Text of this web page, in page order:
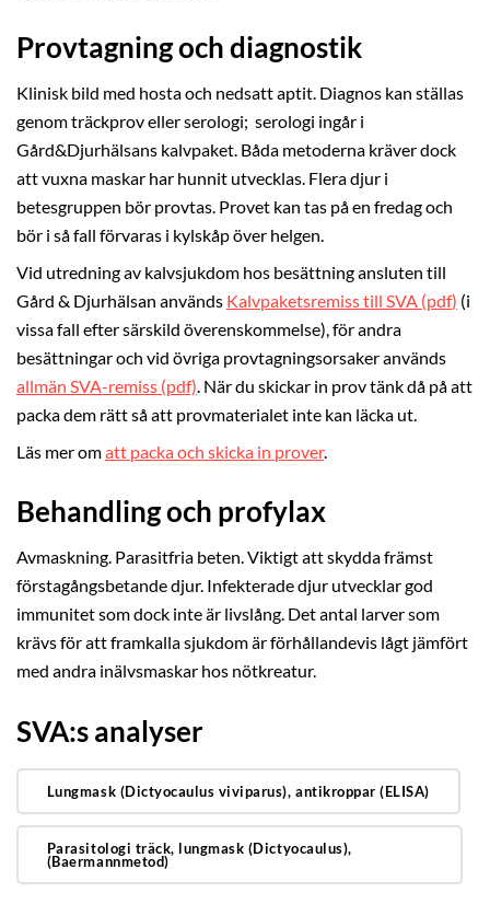
Provtagning och diagnostik
Klinisk bild med hosta och nedsatt aptit. Diagnos kan ställas
genom träckprov eller serologi; serologi ingår i
Gård&Djurhälsans kalvpaket. Båda metoderna kräver dock
att vuxna maskar har hunnit utvecklas. Flera djur i
betesgruppen bör provtas. Provet kan tas på en fredag och
bör i så fall förvaras i kylskåp över helgen.
Vid utredning av kalvsjukdom hos besättning ansluten till
Gård & Djurhälsan används Kalvpaketsremiss till SVA (pdf) (i
vissa fall efter särskild överenskommelse), för andra
besättningar och vid övriga provtagningsorsaker används
allmän SVA-remiss (pdf). När du skickar in prov tänk då på att
packa dem rätt så att provmaterialet inte kan läcka ut.
Läs mer omatt packa och skicka in prover.
Behandling och profylax
Avmaskning. Parasitfria beten. Viktigt att skydda främst
förstagångsbetande djur. Infekterade djur utvecklar god
immunitet som dock inte är livslång. Det antal larver som
krävs för att framkalla sjukdom är förhållandevis lågt jämfört
med andra inälvsmaskar hos nötkreatur.
SVA:s analyser
Lungmask (Dictyocaulus viviparus), antikroppar (ELISA)
Parasitologi träck, lungmask (Dictyocaulus),
(Baermannmetod)